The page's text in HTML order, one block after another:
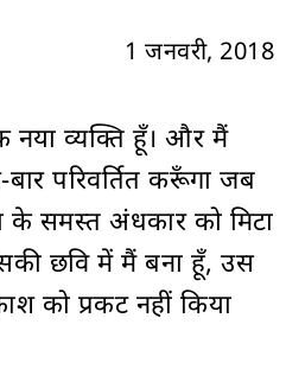
1 जनवरी, 2018
नया व्यक्ति हूँ। और मैं
परिवर्तित करूँगा जब
के समस्त अंधकार को मिटा
छवि में मैं बना हूँ, उस
को प्रकट नहीं किया